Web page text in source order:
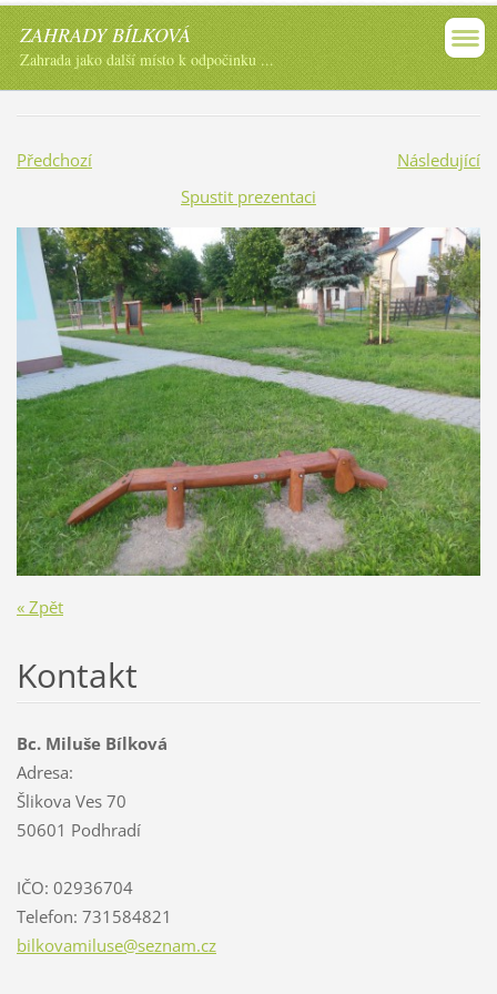
ZAHRADY BÍLKOVÁ
Zahrada jako další místo k odpočinku ...
Předchozí
Následující
Spustit prezentaci
« Zpět
Kontakt
Bc. Miluše Bílková
Adresa:
Šlikova Ves 70
50601 Podhradí
IČO: 02936704
Telefon: 731584821
bilkovamiluse@seznam.cz